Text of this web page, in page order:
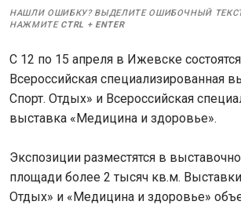
НАШЛИ ОШИБКУ? ВЫДЕЛИТЕ ОШИБОЧНЫЙ
НАЖМИТЕ CTRL + ENTER
С 12 по 15 апреля в Ижевске
Всероссийская специализированная
Спорт. Отдых» и Всероссийская
выставка «Медицина и здоровье».
Экспозиции разместятся в
площади более 2 тысяч кв.м.
Отдых» и «Медицина и здоровье»